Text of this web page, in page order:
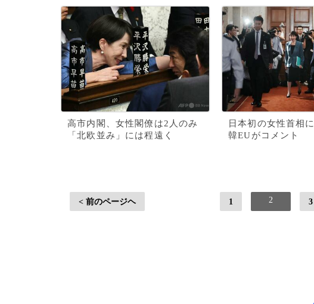
高市内閣、女性閣僚は2人のみ
「北欧並み」には程遠く
日本初の女性首相
韓EUがコメント
< 前のページヘ 1 2 3